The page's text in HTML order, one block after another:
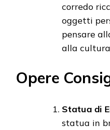
corredo
oggetti
pensare
alla
Opere
Statua di
statua in